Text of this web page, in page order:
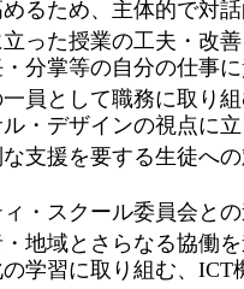
るため、主体的で対
った授業の工夫・改善
分掌等の自分の仕事
員として職務に取り組
・デザインの視点に
支援を要する生徒へ
・スクール委員会と
地域とさらなる協働を
学習に取り組む、ICT